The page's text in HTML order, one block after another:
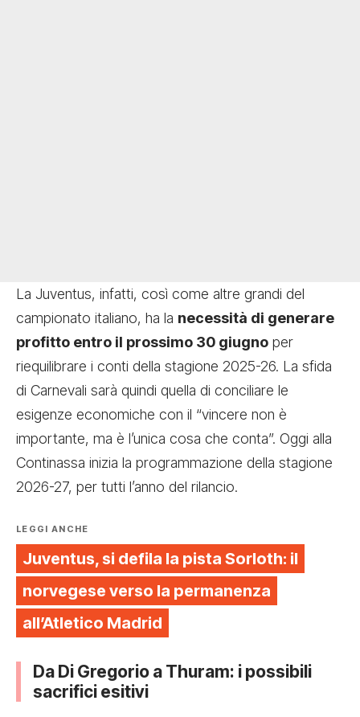
La Juventus, infatti, così come altre grandi del
campionato italiano, ha la necessità di generare
profitto entro il prossimo 30 giugno per
riequilibrare i conti della stagione 2025-26. La sfida
di Carnevali sarà quindi quella di conciliare le
esigenze economiche con il “vincere non è
importante, ma è l’unica cosa che conta”. Oggi alla
Continassa inizia la programmazione della stagione
2026-27, per tutti l’anno del rilancio.
LEGGI ANCHE
Juventus, si defila la pista Sorloth: il
norvegese verso la permanenza
all’Atletico Madrid
Da Di Gregorio a Thuram: i possibili
sacrifici esitivi